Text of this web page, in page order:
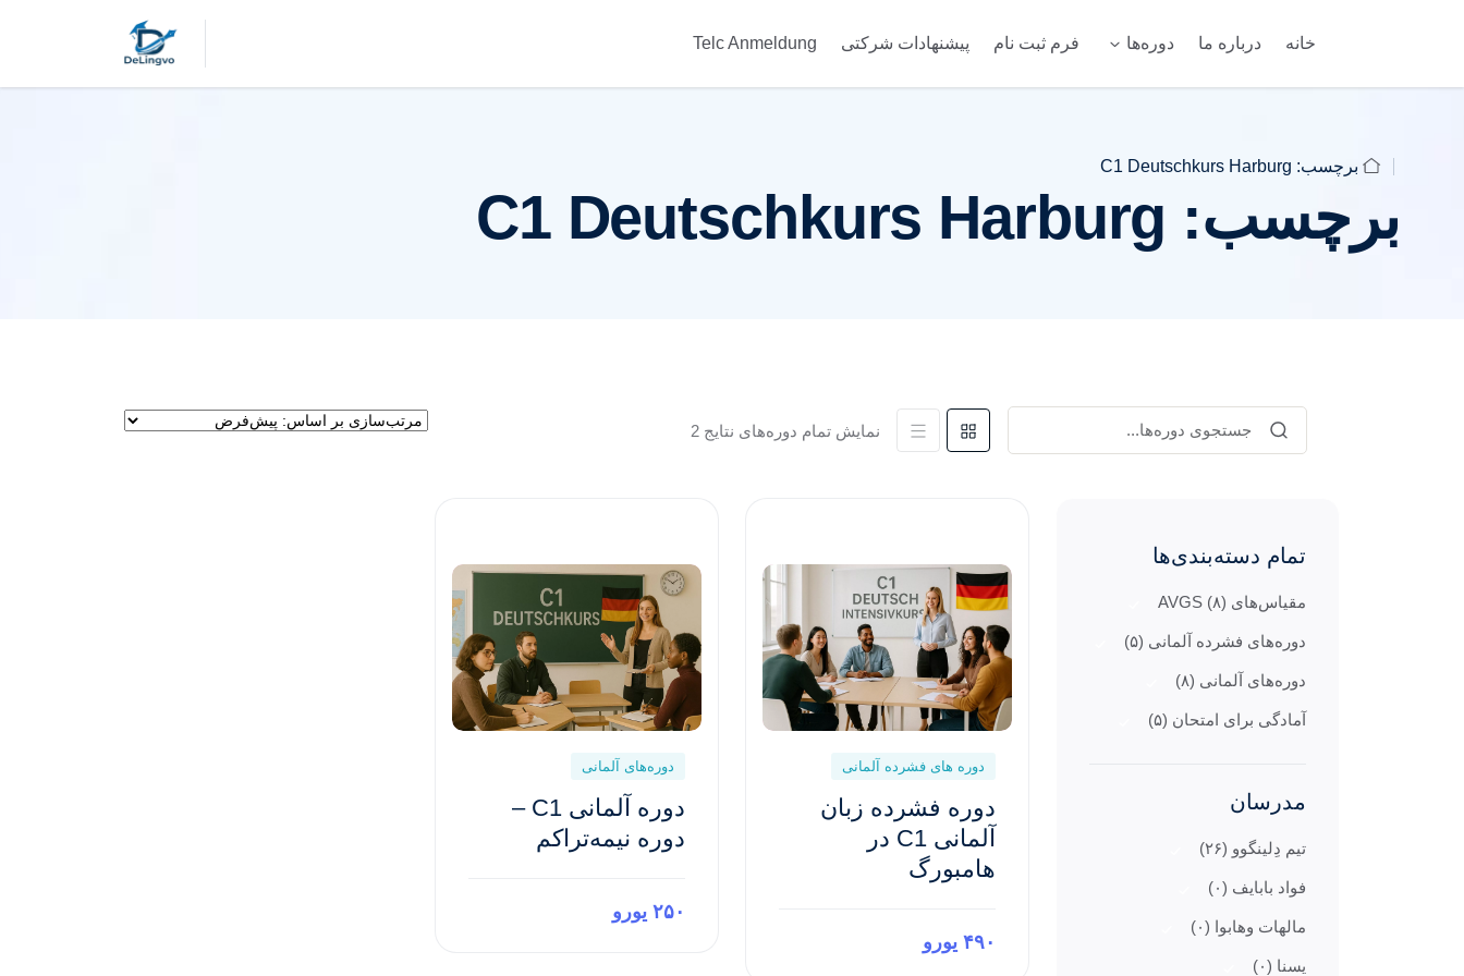
خانه درباره ما دوره‌ها فرم ثبت نام پیشنهادات شرکتی Telc Anmeldung
برچسب: C1 Deutschkurs Harburg
برچسب: C1 Deutschkurs Harburg
نمایش تمام دوره‌های نتایج 2
تمام دسته‌بندی‌ها
مقیاس‌های AVGS (۸)
دوره‌های فشرده آلمانی (۵)
دوره‌های آلمانی (۸)
آمادگی برای امتحان (۵)
مدرسان
تیم دِلینگوو (۲۶)
فواد بابایف (۰)
مالهات وهابوا (۰)
یسنا (۰)
دوره های فشرده آلمانی
دوره فشرده زبان
آلمانی C1 در
هامبورگ
۴۹۰ یورو
دوره‌های آلمانی
دوره آلمانی C1 –
دوره نیمه‌تراکم
۲۵۰ یورو